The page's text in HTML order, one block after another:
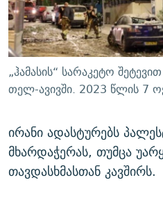
ᲛᲝᲚᲐᲞᲐᲠᲐᲙᲔ ᲢᲔᲥᲡᲢᲔᲑᲘ
ᲨᲘᲜ - ᲣᲪᲮᲝᲔᲗᲨᲘ
ᲚᲘᲢᲔᲠᲐᲢᲣᲠᲣᲚᲘ ᲬᲐᲮᲜᲐᲒᲔᲑᲘ
ᲐᲛᲔᲠᲘᲙᲣᲚᲘ ᲛᲝᲗᲮᲠᲝᲑᲐ
ᲩᲔᲛᲘ ᲡᲘᲙᲕᲓᲘᲚᲘᲡ ᲛᲘᲖᲔᲖᲘᲐ
11 ᲬᲔᲚᲘ - 11 ᲐᲛᲑᲐᲕᲘ
ᲡᲐᲞᲐᲠᲚᲐᲛᲔᲜᲢᲝ ᲐᲠᲩᲔᲕᲜᲔᲑᲘᲡ
ᲑᲐᲕᲨᲕᲔᲑᲘ ᲞᲠᲝᲡᲢᲘᲢᲣᲪᲘᲐᲨᲘ -
ᲐᲒᲕᲘᲡᲢᲝᲡ ᲝᲛᲘ
ПРИВЕТ ᲙᲣᲚᲢᲣᲠᲐ
ᲒᲐᲛᲝᲘᲬᲔᲠᲔ
„ჰამასის“ სარაკეტო
თელ-ავივში. 2023 წლის 7
ირანი ადასტურებს
მხარდაჭერას, თუმცა
თავდასხმასთან კავშირს.